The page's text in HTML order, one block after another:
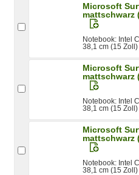
Microsoft
mattschwarz
Notebook: Intel
38,1 cm (15
Microsoft
mattschwarz
Notebook: Intel
38,1 cm (15
Microsoft
mattschwarz
Notebook: Intel
38,1 cm (15